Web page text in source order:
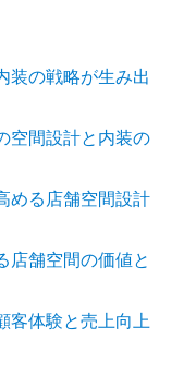
装の戦略が生み出
空間設計と内装の
める店舗空間設計
店舗空間の価値と
客体験と売上向上